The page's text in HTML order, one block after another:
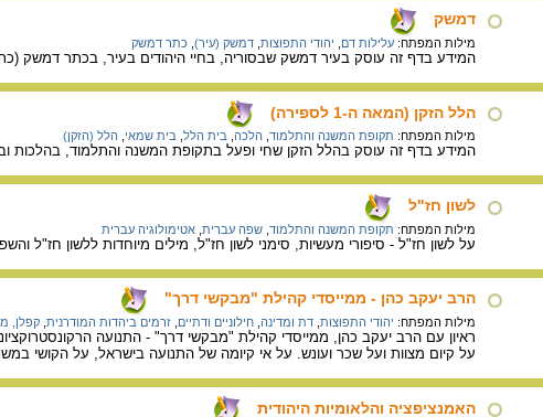
דמשק
מילות המפתח: עלילות דם יהודי התפוצות דמשק (עיר) כתר דמשק
המידע בדף זה עוסק בעיר דמשק שבסוריה, בחיי היהודים בעיר, בכתר דמשק
הלל הזקן (המאה ה-1 לספירה)
מילות המפתח: תקופת המשנה והתלמוד הלכה בית הלל בית שמאי הלל (הזקן)
המידע בדף זה עוסק בהלל הזקן שחי ופעל בתקופת המשנה והתלמוד, בהלכות
לשון חז"ל
מילות המפתח: תקופת המשנה והתלמוד שפה עברית אטימולוגיה עברית
על לשון חז"ל - סיפורי מעשיות, סימני לשון חז"ל, מילים מיוחדות ללשון חז"ל
הרב יעקב כהן - ממייסדי קהילת "מבקשי דרך"
מילות המפתח: יהודי התפוצות דת ומדינה חילוניים ודתיים זרמים ביהדות המודרנית קפלן,
ראיון עם הרב יעקב כהן, ממייסדי קהילת "מבקשי דרך" - התנועה
על קיום מצוות ועל שכר ועונש. על אי קיומה של התנועה בישראל, על הקושי
האמנציפציה והלאומיות היהודית